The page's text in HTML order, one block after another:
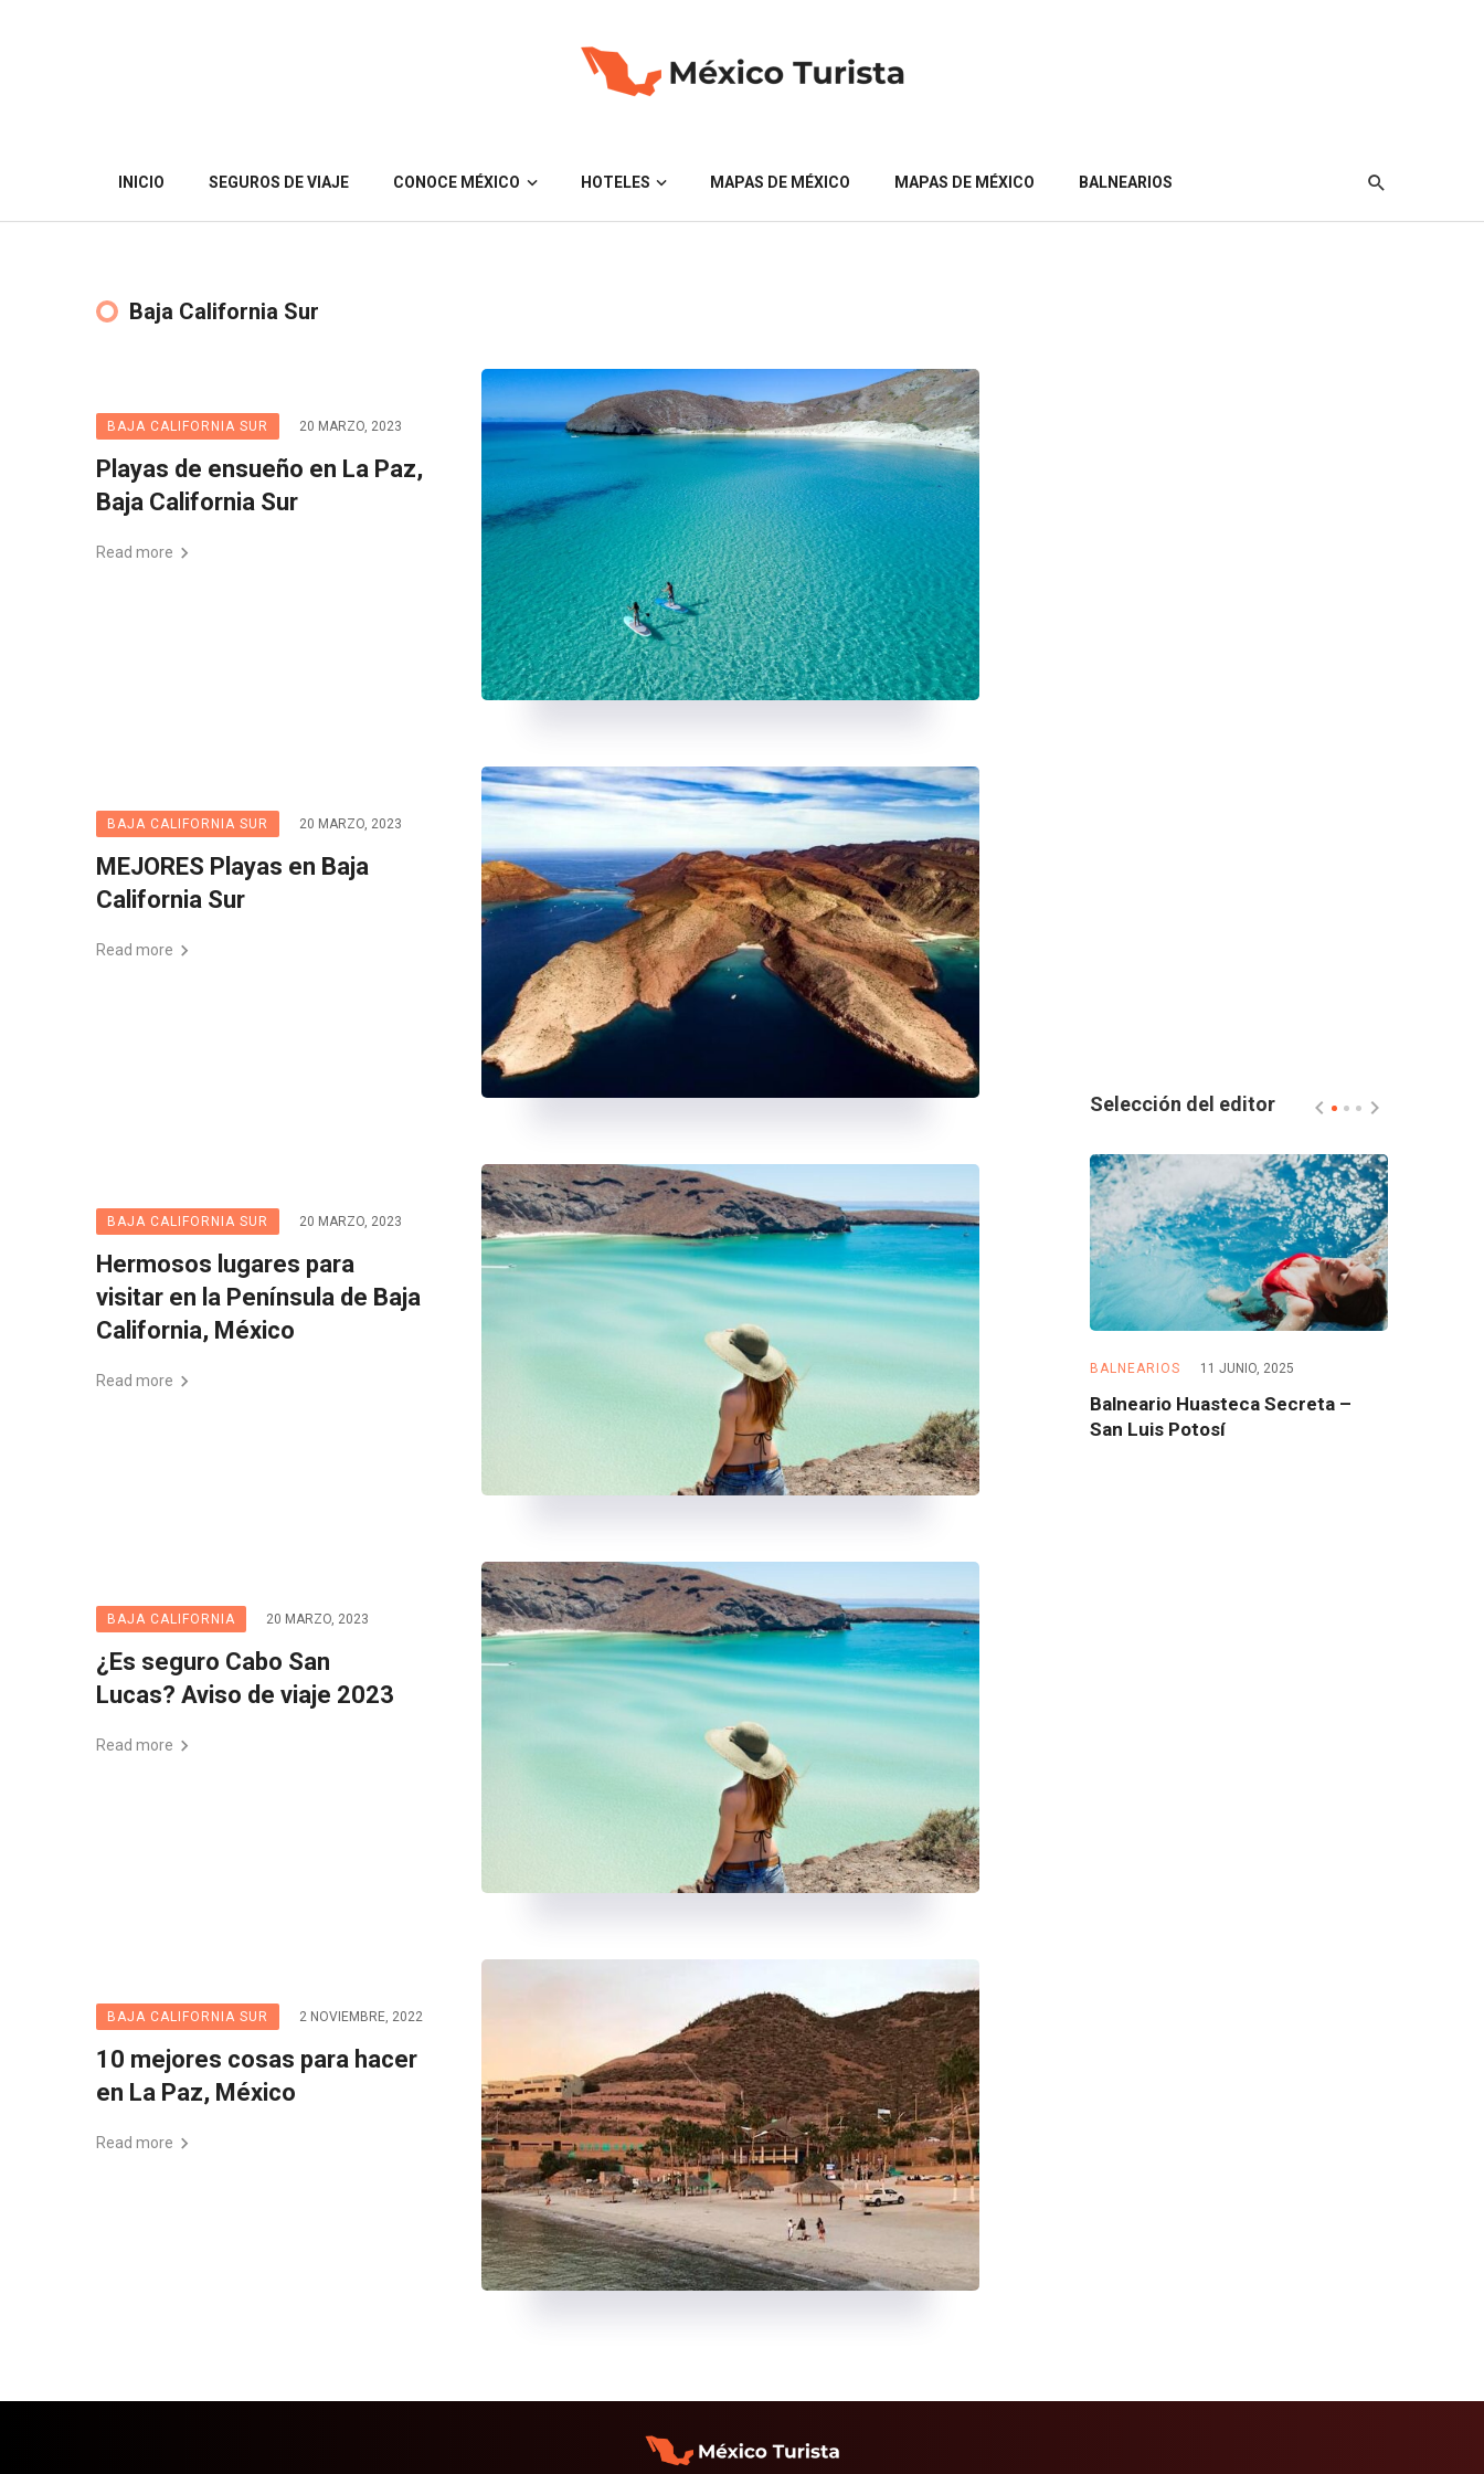
INICIO SEGUROS DE VIAJE CONOCE MÉXICO HOTELES MAPAS DE MÉXICO MAPAS DE MÉXICO BALNEARIOS
Baja California Sur
BAJA CALIFORNIA SUR 20 MARZO, 2023
Playas de ensueño en La Paz,
Baja California Sur
Read more
BAJA CALIFORNIA SUR 20 MARZO, 2023
MEJORES Playas en Baja
California Sur
Read more
BAJA CALIFORNIA SUR 20 MARZO, 2023
Hermosos lugares para
visitar en la Península de Baja
California, México
Read more
BAJA CALIFORNIA 20 MARZO, 2023
¿Es seguro Cabo San
Lucas? Aviso de viaje 2023
Read more
BAJA CALIFORNIA SUR 2 NOVIEMBRE, 2022
10 mejores cosas para hacer
en La Paz, México
Read more
Selección del editor
Balneario Las Termas – Guerrero
BALNEARIOS
Balneario Santa Isabel – Morelos
BALNEARIOS 11 JUNIO, 2025
Balneario Huasteca Secreta –
San Luis Potosí